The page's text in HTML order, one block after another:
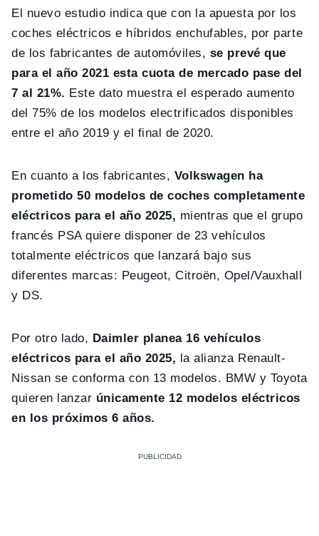
El nuevo estudio indica que con la apuesta por los
coches eléctricos e híbridos enchufables, por parte
de los fabricantes de automóviles, se prevé que
para el año 2021 esta cuota de mercado pase del
7 al 21%. Este dato muestra el esperado aumento
del 75% de los modelos electrificados disponibles
entre el año 2019 y el final de 2020.
En cuanto a los fabricantes, Volkswagen ha
prometido 50 modelos de coches completamente
eléctricos para el año 2025, mientras que el grupo
francés PSA quiere disponer de 23 vehículos
totalmente eléctricos que lanzará bajo sus
diferentes marcas: Peugeot, Citroën, Opel/Vauxhall
y DS.
Por otro lado, Daimler planea 16 vehículos
eléctricos para el año 2025, la alianza Renault-
Nissan se conforma con 13 modelos. BMW y Toyota
quieren lanzar únicamente 12 modelos eléctricos
en los próximos 6 años.